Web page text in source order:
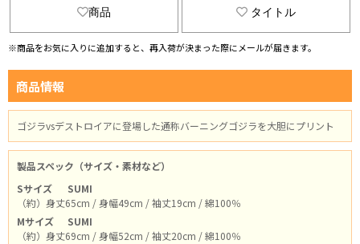
商品 タイトル
※商品をお気に入りに追加すると、再入荷が決まった際にメールが届きます。
商品情報
ゴジラvsデストロイアに登場した通称バーニングゴジラを大胆にプリント
製品スペック（サイズ・素材など）
Sサイズ
SUMI
（約）身丈65cm / 身幅49cm / 袖丈19cm / 綿100％
Mサイズ
SUMI
（約）身丈69cm / 身幅52cm / 袖丈20cm / 綿100％